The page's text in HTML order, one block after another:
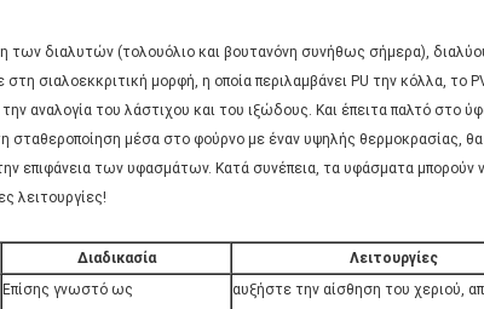
διαλυτών (τολουόλιο και βουτανόνη συνήθως σήμερα),
σιαλοεκκριτική μορφή, η οποία περιλαμβάνει PU την κόλλα, το
αναλογία του λάστιχου και του ιξώδους. Και έπειτα παλτό στο
σταθεροποίηση μέσα στο φούρνο με έναν υψηλής θερμοκρασίας,
επιφάνεια των υφασμάτων. Κατά συνέπεια, τα υφάσματα μπορούν
λειτουργίες!
Διαδικασία
Λειτουργίες
Επίσης γνωστό ως
αυξήστε την αίσθηση του χεριού,